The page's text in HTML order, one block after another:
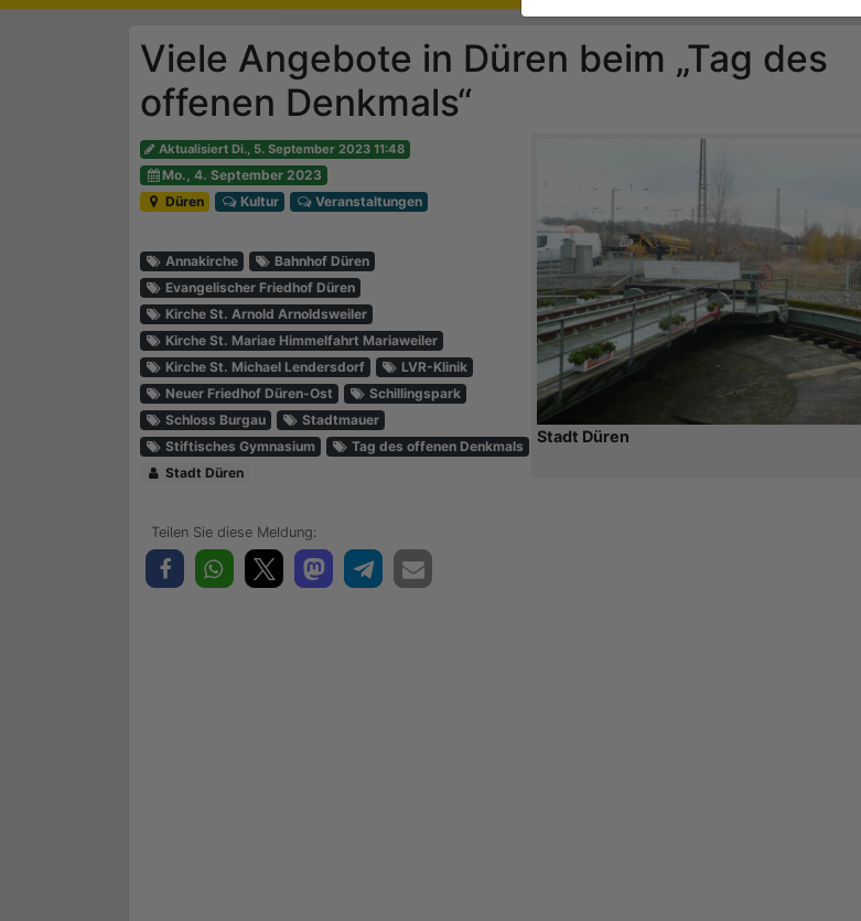
Viele Angebote in Düren beim „Tag des
offenen Denkmals“
Stadt Düren
Aktualisiert Di., 5. September 2023 11:48
Mo., 4. September 2023
Düren
Kultur Veranstaltungen
Annakirche
Bahnhof Düren
Evangelischer Friedhof Düren
Kirche St. Arnold Arnoldsweiler
Kirche St. Mariae Himmelfahrt Mariaweiler
Kirche St. Michael Lendersdorf
LVR-Klinik
Neuer Friedhof Düren-Ost
Schillingspark
Schloss Burgau
Stadtmauer
Stiftisches Gymnasium
Tag des offenen Denkmals
Stadt Düren